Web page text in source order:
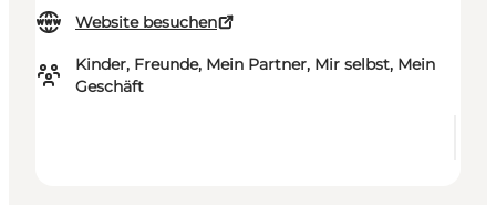
Website besuchen
Kinder, Freunde, Mein Partner, Mir selbst, Mein
Geschäft